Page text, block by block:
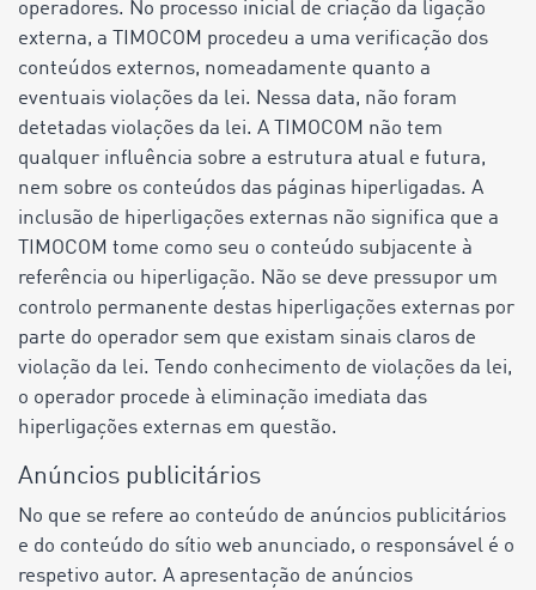
operadores. No processo inicial de criação da ligação
externa, a TIMOCOM procedeu a uma verificação dos
conteúdos externos, nomeadamente quanto a
eventuais violações da lei. Nessa data, não foram
detetadas violações da lei. A TIMOCOM não tem
qualquer influência sobre a estrutura atual e futura,
nem sobre os conteúdos das páginas hiperligadas. A
inclusão de hiperligações externas não significa que a
TIMOCOM tome como seu o conteúdo subjacente à
referência ou hiperligação. Não se deve pressupor um
controlo permanente destas hiperligações externas por
parte do operador sem que existam sinais claros de
violação da lei. Tendo conhecimento de violações da lei,
o operador procede à eliminação imediata das
hiperligações externas em questão.
Anúncios publicitários
No que se refere ao conteúdo de anúncios publicitários
e do conteúdo do sítio web anunciado, o responsável é o
respetivo autor. A apresentação de anúncios